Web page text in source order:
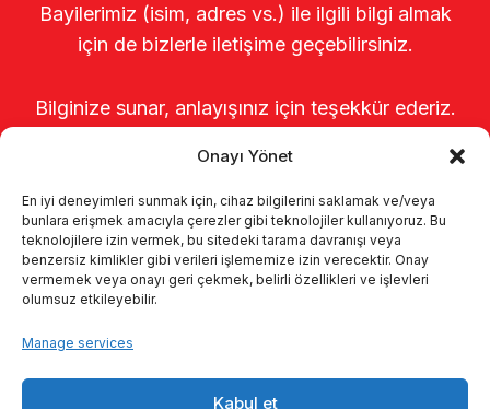
Onayı Yönet
En iyi deneyimleri sunmak için, cihaz bilgilerini saklamak ve/veya
bunlara erişmek amacıyla çerezler gibi teknolojiler kullanıyoruz. Bu
teknolojilere izin vermek, bu sitedeki tarama davranışı veya
benzersiz kimlikler gibi verileri işlememize izin verecektir. Onay
vermemek veya onayı geri çekmek, belirli özellikleri ve işlevleri
olumsuz etkileyebilir.
Manage services
Kabul et
Bayilerimiz (isim, adres vs.) ile ilgili bilgi almak
için de bizlerle iletişime geçebilirsiniz.
Bilginize sunar, anlayışınız için teşekkür ederiz.